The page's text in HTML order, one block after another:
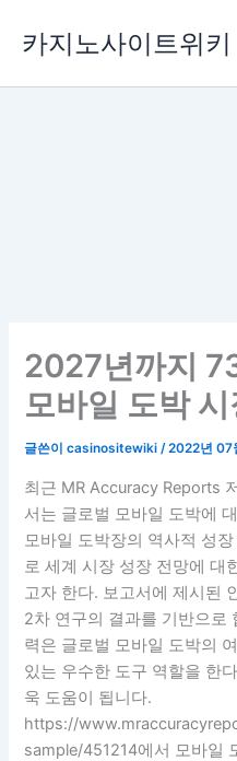
로
카지노사이트위키
2027년까지
모바일 도박
글쓴이casinositewiki/2022년 07
최근 MR Accuracy Reports
서는 글로벌 모바일 도박에
모바일 도박장의 역사적 성
로 세계 시장 성장 전망에 대
고자 한다. 보고서에 제시된
2차 연구의 결과를 기반으로
력은 글로벌 모바일 도박의
있는 우수한 도구 역할을 한
욱 도움이 됩니다.
https://
sample/451214에서 모바일